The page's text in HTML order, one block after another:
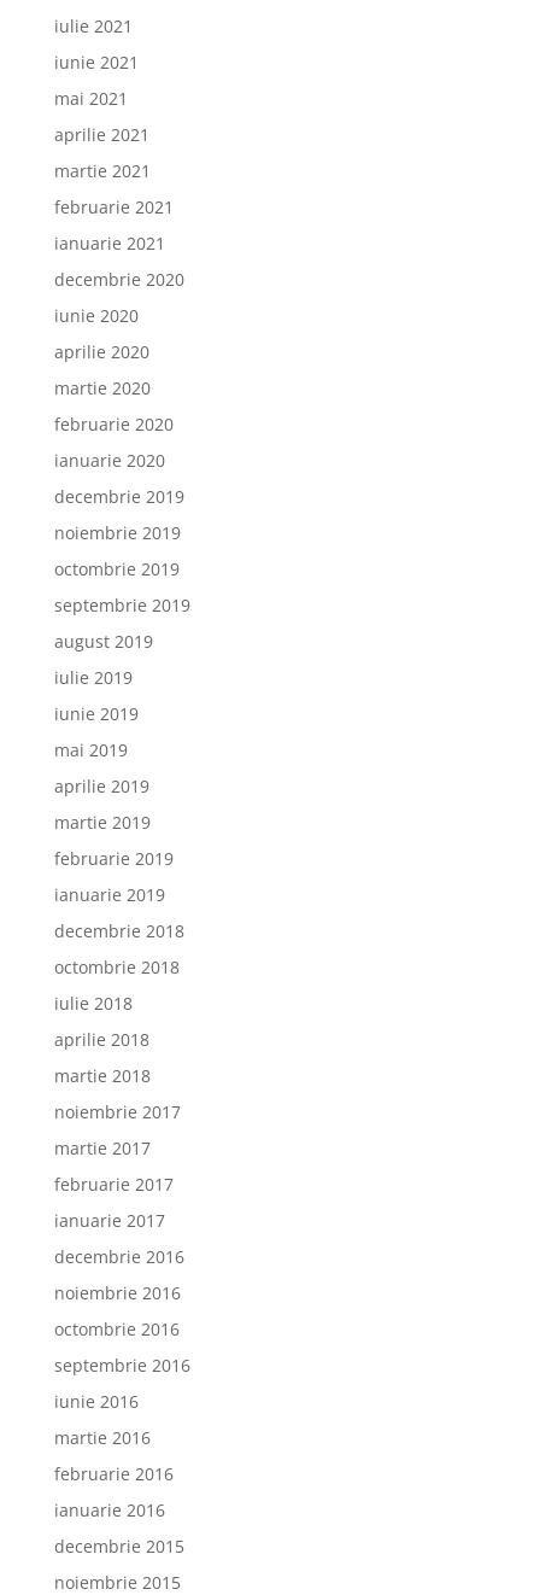
iulie 2021
iunie 2021
mai 2021
aprilie 2021
martie 2021
februarie 2021
ianuarie 2021
decembrie 2020
iunie 2020
aprilie 2020
martie 2020
februarie 2020
ianuarie 2020
decembrie 2019
noiembrie 2019
octombrie 2019
septembrie 2019
august 2019
iulie 2019
iunie 2019
mai 2019
aprilie 2019
martie 2019
februarie 2019
ianuarie 2019
decembrie 2018
octombrie 2018
iulie 2018
aprilie 2018
martie 2018
noiembrie 2017
martie 2017
februarie 2017
ianuarie 2017
decembrie 2016
noiembrie 2016
octombrie 2016
septembrie 2016
iunie 2016
martie 2016
februarie 2016
ianuarie 2016
decembrie 2015
noiembrie 2015